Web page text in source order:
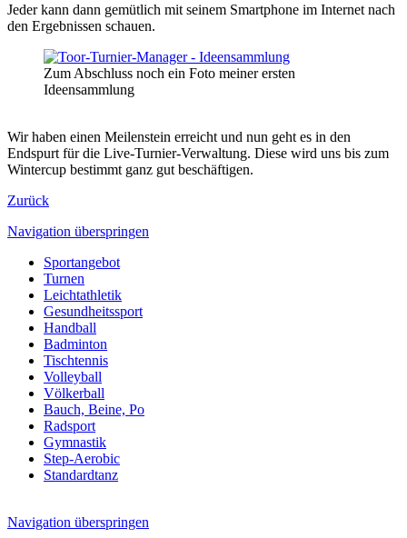
Jeder kann dann gemütlich mit seinem Smartphone im Internet nach
den Ergebnissen schauen.
Zum Abschluss noch ein Foto meiner ersten
Ideensammlung
Wir haben einen Meilenstein erreicht und nun geht es in den
Endspurt für die Live-Turnier-Verwaltung. Diese wird uns bis zum
Wintercup bestimmt ganz gut beschäftigen.
Zurück
Navigation überspringen
Sportangebot
Turnen
Leichtathletik
Gesundheitssport
Handball
Badminton
Tischtennis
Volleyball
Völkerball
Bauch, Beine, Po
Radsport
Gymnastik
Step-Aerobic
Standardtanz
Navigation überspringen